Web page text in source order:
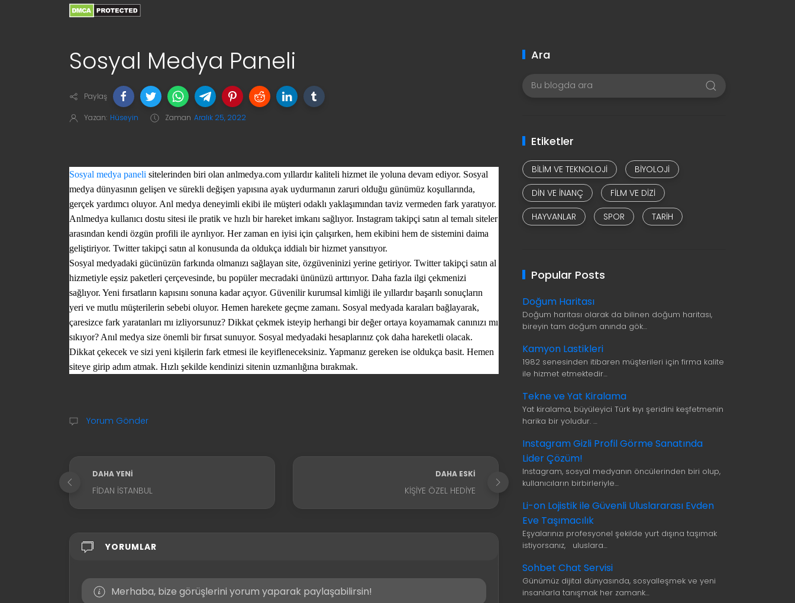
Sosyal Medya Paneli
Paylaş
Yazan: Hüseyin Zaman Aralık 25, 2022
Sosyal medya paneli sitelerinden biri olan anlmedya.com yıllardır kaliteli hizmet ile yoluna devam ediyor. Sosyal
medya dünyasının gelişen ve sürekli değişen yapısına ayak uydurmanın zaruri olduğu günümüz koşullarında,
gerçek yardımcı oluyor. Anl medya deneyimli ekibi ile müşteri odaklı yaklaşımından taviz vermeden fark yaratıyor.
Anlmedya kullanıcı dostu sitesi ile pratik ve hızlı bir hareket imkanı sağlıyor. Instagram takipçi satın al temalı siteler
arasından kendi özgün profili ile ayrılıyor. Her zaman en iyisi için çalışırken, hem ekibini hem de sistemini daima
geliştiriyor. Twitter takipçi satın al konusunda da oldukça iddialı bir hizmet yansıtıyor.
Sosyal medyadaki gücünüzün farkında olmanızı sağlayan site, özgüveninizi yerine getiriyor. Twitter takipçi satın al
hizmetiyle eşsiz paketleri çerçevesinde, bu popüler mecradaki ününüzü arttırıyor. Daha fazla ilgi çekmenizi
sağlıyor. Yeni fırsatların kapısını sonuna kadar açıyor. Güvenilir kurumsal kimliği ile yıllardır başarılı sonuçların
yeri ve mutlu müşterilerin sebebi oluyor. Hemen harekete geçme zamanı. Sosyal medyada karaları bağlayarak,
çaresizce fark yaratanları mı izliyorsunuz? Dikkat çekmek isteyip herhangi bir değer ortaya koyamamak canınızı mı
sıkıyor? Anıl medya size önemli bir fırsat sunuyor. Sosyal medyadaki hesaplarınız çok daha hareketli olacak.
Dikkat çekecek ve sizi yeni kişilerin fark etmesi ile keyifleneceksiniz. Yapmanız gereken ise oldukça basit. Hemen
siteye girip adım atmak. Hızlı şekilde kendinizi sitenin uzmanlığına bırakmak.
Yorum Gönder
DAHA YENI
FIDAN İSTANBUL
DAHA ESKI
KIŞIYE ÖZEL HEDIYE
YORUMLAR
Merhaba, bize görüşlerini yorum yaparak paylaşabilirsin!
Ara
Etiketler
BILIM VE TEKNOLOJI
BIYOLOJI
DIN VE INANÇ
FILM VE DIZI
HAYVANLAR
SPOR TARIH
Popular Posts
Doğum Haritası
Doğum haritası olarak da bilinen doğum haritası,
bireyin tam doğum anında gök…
Kamyon Lastikleri
1982 senesinden itibaren müşterileri için firma kalite
ile hizmet etmektedir…
Tekne ve Yat Kiralama
Yat kiralama, büyüleyici Türk kıyı şeridini keşfetmenin
harika bir yoludur. …
Instagram Gizli Profil Görme Sanatında
Lider Çözüm!
Instagram, sosyal medyanın öncülerinden biri olup,
kullanıcıların birbirleriyle…
Li-on Lojistik ile Güvenli Uluslararası Evden
Eve Taşımacılık
Eşyalarınızı profesyonel şekilde yurt dışına taşımak
istiyorsanız, uluslara…
Sohbet Chat Servisi
Günümüz dijital dünyasında, sosyalleşmek ve yeni
insanlarla tanışmak her zamank…